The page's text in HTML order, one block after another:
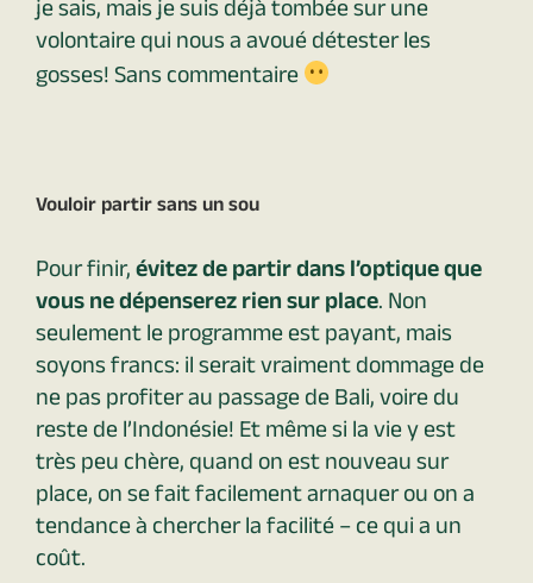
je sais, mais je suis déjà tombée sur une
volontaire qui nous a avoué détester les
gosses! Sans commentaire
Vouloir partir sans un sou
Pour finir,évitez de partir dans l’optique que
vous ne dépenserez rien sur place. Non
seulement le programme est payant, mais
soyons francs: il serait vraiment dommage de
ne pas profiter au passage de Bali, voire du
reste de l’Indonésie! Et même si la vie y est
très peu chère, quand on est nouveau sur
place, on se fait facilement arnaquer ou on a
tendance à chercher la facilité – ce qui a un
coût.